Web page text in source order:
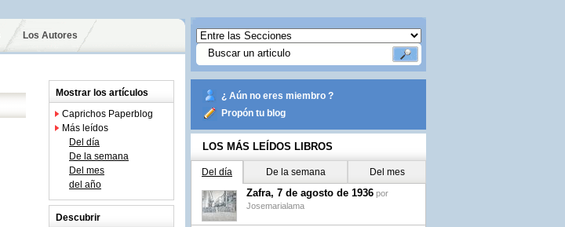
Los Autores
Mostrar los artículos
Caprichos Paperblog
Más leídos
Del día
De la semana
Del mes
del año
Descubrir
¿ Aún no eres miembro ?
Propón tu blog
LOS MÁS LEÍDOS LIBROS
Del día De la semana Del mes
Zafra, 7 de agosto de 1936 por
Josemarialama